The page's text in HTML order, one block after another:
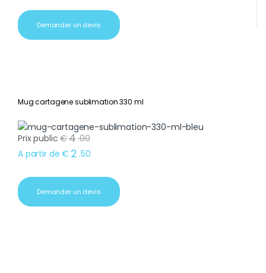
Demander un devis
Mug cartagene sublimation 330 ml
Prix public €4.00
A partir de € 2 .50
Demander un devis